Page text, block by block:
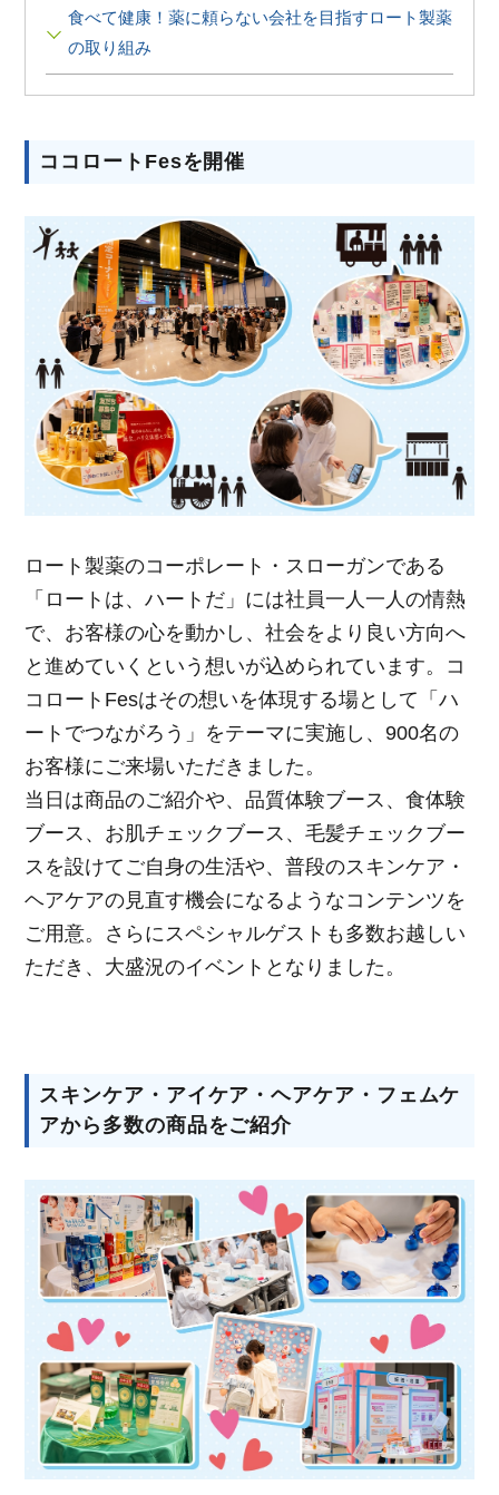
∟ メイク
∟ 美容サプリメント
お悩み・用途から探す
ブランドから探す
キャンペーンから探す
ロート製薬の想い
お問い合わせ
ご利用ガイド
医薬品の販売に関する表示
特定商取引に関する法律に基づく表記
ご利用環境
食べて健康！薬に頼らない会社を目指すロート製薬
の取り組み
ココロートFesを開催
ロート製薬のコーポレート・スローガンである
「ロートは、ハートだ」には社員一人一人の情熱
で、お客様の心を動かし、社会をより良い方向へ
と進めていくという想いが込められています。コ
コロートFesはその想いを体現する場として「ハ
ートでつながろう」をテーマに実施し、900名の
お客様にご来場いただきました。
当日は商品のご紹介や、品質体験ブース、食体験
ブース、お肌チェックブース、毛髪チェックブー
スを設けてご自身の生活や、普段のスキンケア・
ヘアケアの見直す機会になるようなコンテンツを
ご用意。さらにスペシャルゲストも多数お越しい
ただき、大盛況のイベントとなりました。
スキンケア・アイケア・ヘアケア・フェムケ
アから多数の商品をご紹介